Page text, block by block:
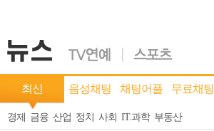
최신 음성채팅 채팅어플 무료채팅
경제 금융 산업 정치 사회 IT.과학 부동산